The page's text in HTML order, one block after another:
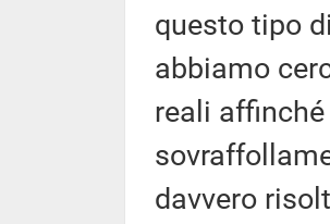
questo tipo
abbiamo
reali
davvero